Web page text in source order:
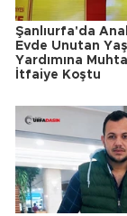
Şanlıurfa'da
Evde Unutan
Yardımına
İtfaiye Koştu